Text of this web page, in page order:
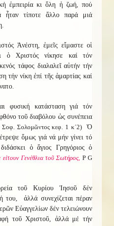
ἐμπειρία κι ὅλη ἡ ζωή, πού
ἦταν τίποτε ἄλλο παρά μιά
Ἀνέστη, ἐμεῖς εἴμαστε οἱ
ὁ Χριστός νίκησε καί τόν
τάφος διαλαλεῖ αὐτήν τήν
τήν νίκη ἐπί τῆς ἁμαρτίας καί
φυσική κατάσταση γιά τόν
τοῦ διαβόλου ὡς συνέπεια
Σολομῶντος κεφ. 1 κ΄2)
Ὁ
ὅμως γιά νά μήν γίνει τό
ὁ ἅγιος Γρηγόριος ὁ
Γενέθλια τοῦ Σωτήρος, Ρ G
τοῦ Κυρίου Ἰησοῦ δέν
του, ἀλλά συνεχίζεται πέραν
Εὐαγγελίων δέν τελειώνουν
τοῦ Χριστοῦ, ἀλλά μέ τήν